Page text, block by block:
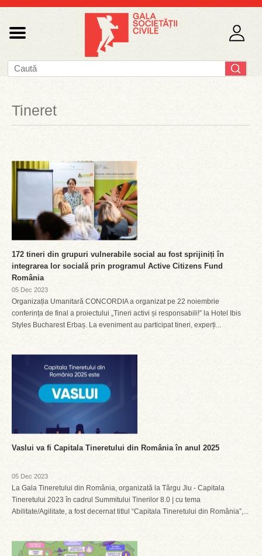
Tineret
172 tineri din grupuri vulnerabile social au fost sprijiniți în
integrarea lor socială prin programul Active Citizens Fund
România
05 Dec 2023
Organizația Umanitară CONCORDIA a organizat pe 22 noiembrie
conferința de final a proiectului „Tineri activi și responsabili!” la Hotel Ibis
Styles Bucharest Erbaș. La eveniment au participat tineri, experți...
Vaslui va fi Capitala Tineretului din România în anul 2025
05 Dec 2023
La Gala Tineretului din România, organizată la Târgu Jiu - Capitala
Tineretului 2023 în cadrul Summitului Tinerilor 8.0 | cu tema
Abilitate/Agilitate, a fost decernat titlul “Capitala Tineretului din România”,...